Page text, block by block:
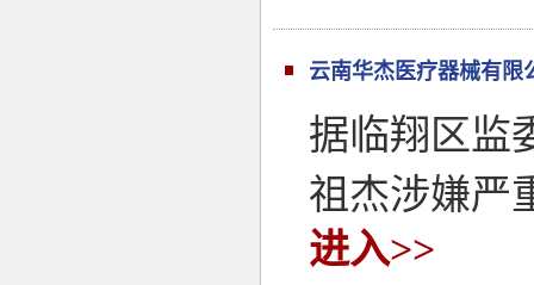
云南华杰医疗器械有限
据临翔区监
祖杰涉嫌严
进入>>